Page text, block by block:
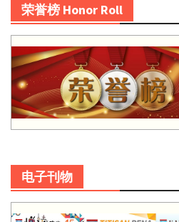
荣誉榜 Honor Roll
电子刊物